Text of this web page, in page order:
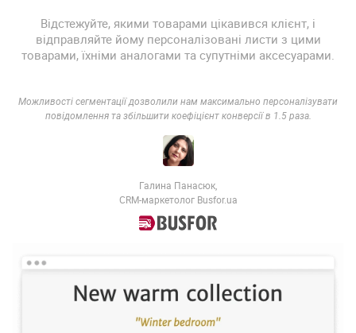
Відстежуйте, якими товарами цікавився клієнт, і
відправляйте йому персоналізовані листи з цими
товарами, їхніми аналогами та супутніми аксесуарами.
Можливості сегментації дозволили нам максимально персоналізувати
повідомлення та збільшити коефіцієнт конверсії в 1.5 раза.
Галина Панасюк,
CRM-маркетолог Busfor.ua